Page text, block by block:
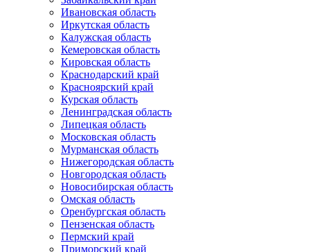
Ивановская область
Иркутская область
Калужская область
Кемеровская область
Кировская область
Краснодарский край
Красноярский край
Курская область
Ленинградская область
Липецкая область
Московская область
Мурманская область
Нижегородская область
Новгородская область
Новосибирская область
Омская область
Оренбургская область
Пензенская область
Пермский край
Приморский край